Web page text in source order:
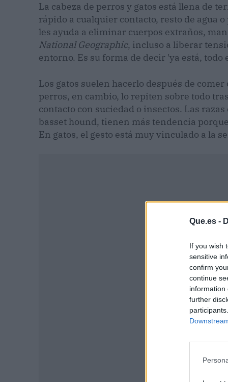
Que.es -
If you wish
sensitive
confirm
continue
information
further
La cabeza de perros y gatos está llena de
rápido a cualquier contacto, resto de agua
les ayuda a eliminar cuerpos extraños,
National Geographic, incluso a liberar
entorno. Es su forma de decir 'ya está, todo
Los gatos suelen hacerlo después de
perros, en cambio, lo repiten sobre todo
contacto con suciedad o insectos. Las
basset hound, tienen más tendencia
En gatos, el gesto está muy vinculado a la